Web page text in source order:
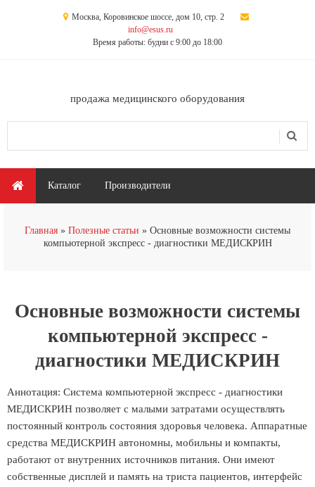
Москва, Коровинское шоссе, дом 10, стр. 2
info@esus.ru
Время работы: будни с 9:00 до 18:00
продажа медицинского оборудования
Главное меню
Каталог Производители
Главная Полезные статьи
Основные возможности системы
компьютерной экспресс - диагностики МЕДИСКРИН
Основные возможности системы
компьютерной экспресс -
диагностики МЕДИСКРИН
Аннотация: Система компьютерной экспресс - диагностики
МЕДИСКРИН позволяет с малыми затратами осуществлять
постоянный контроль состояния здоровья человека. Аппаратные
средства МЕДИСКРИН автономны, мобильны и компакты,
работают от внутренних источников питания. Они имеют
собственные дисплей и память на триста пациентов, интерфейс